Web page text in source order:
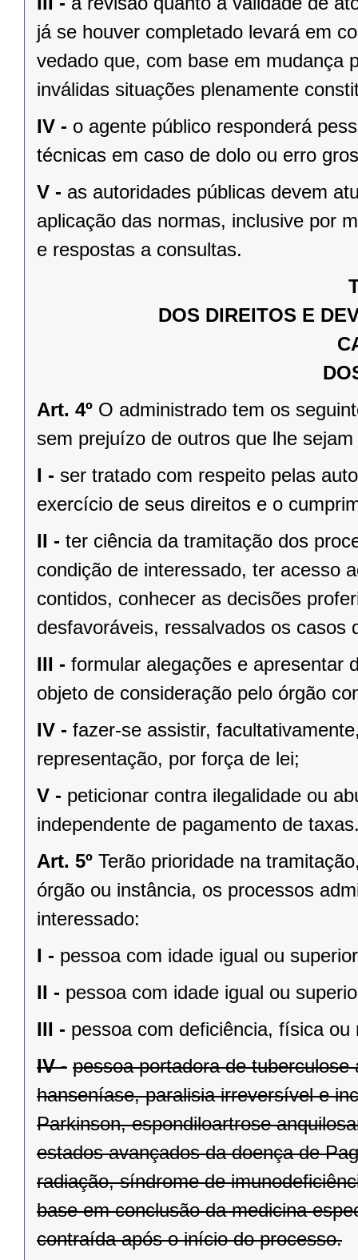
já se houver completado levará em
vedado que, com base em mudança
inválidas situações plenamente
IV - o agente público responderá
técnicas em caso de dolo ou erro
V - as autoridades públicas devem
aplicação das normas, inclusive por
e respostas a consultas.
DOS DIREITOS E
Art. 4º O administrado tem os
sem prejuízo de outros que lhe
I - ser tratado com respeito pelas
exercício de seus direitos e o
II - ter ciência da tramitação dos
condição de interessado, ter acesso
contidos, conhecer as decisões
desfavoráveis, ressalvados os casos
III - formular alegações e apresentar
objeto de consideração pelo órgão
IV - fazer-se assistir,
representação, por força de lei;
V - peticionar contra ilegalidade ou
independente de pagamento de
Art. 5º Terão prioridade na
órgão ou instância, os processos
interessado:
I - pessoa com idade igual ou
II - pessoa com idade igual ou
III - pessoa com deficiência, física ou
IV - pessoa portadora de
hanseníase, paralisia irreversível e
Parkinson, espondiloartrose
estados avançados da doença de
radiação, síndrome de
base em conclusão da medicina
contraída após o início do processo.